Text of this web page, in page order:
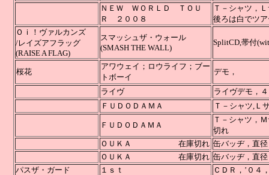
ＮＥＷ ＷＯＲＬＤ ＴＯＵ
Ｒ ２００８
Ｔ－シャツ，
後ろは白でツ
Ｏｉ！ヴァルカンズ
/レイズアフラッグ
(RAISE A FLAG)
スマッシュザ・ウォール
(SMASH THE WALL)
SplitCD,帯付
桜花
アワウェイ；ロウライフ；ブー
トボーイ
デ
ライヴ
ライヴ
ＦＵＤＯＤＡＭＡ
Ｔ－シャツ,Ｌ
ＦＵＤＯＤＡＭＡ
Ｔ－シャツ，
切れ
ＯＵＫＡ 在庫切れ 缶バッヂ，直
ＯＵＫＡ 在庫切れ 缶バッヂ，直
パスザ・ガード
１ｓｔ ＣＤＲ，